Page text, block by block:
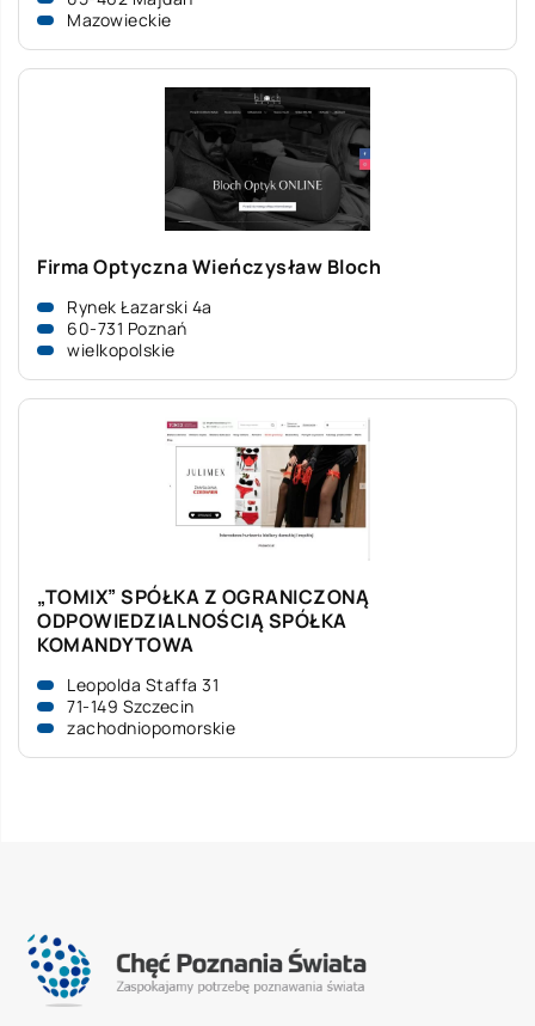
Mazowieckie
Firma Optyczna Wieńczysław Bloch
Rynek Łazarski 4a
60-731 Poznań
wielkopolskie
„TOMIX” SPÓŁKA Z OGRANICZONĄ
ODPOWIEDZIALNOŚCIĄ SPÓŁKA
KOMANDYTOWA
Leopolda Staffa 31
71-149 Szczecin
zachodniopomorskie